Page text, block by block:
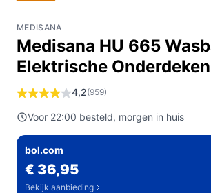
MEDISANA
Medisana HU 665
Elektrische
4,2(959)
Voor 22:00 besteld, morgen in huis
bol.com
€ 36,95
Bekijk aanbieding